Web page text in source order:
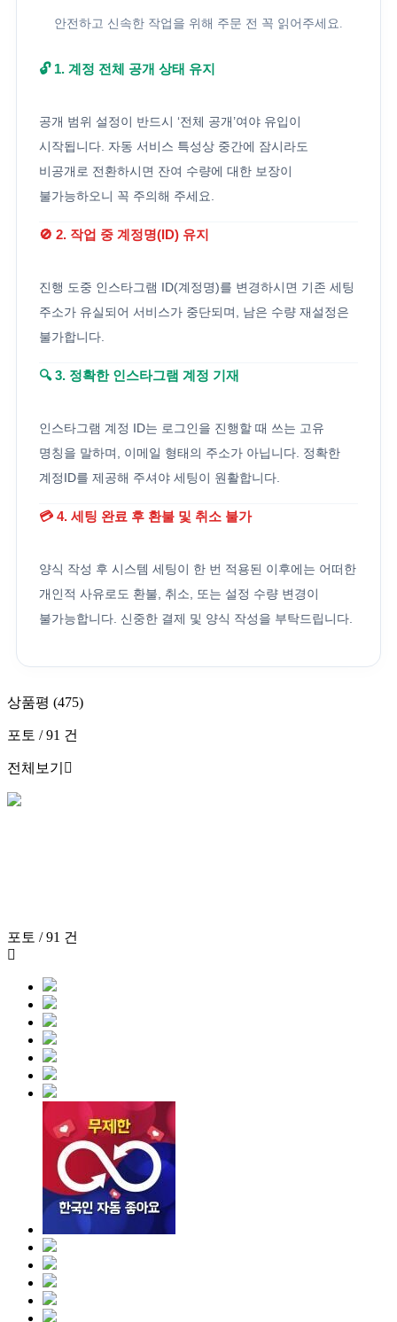
안전하고 신속한 작업을 위해 주문 전 꼭 읽어주세요.
🔓 1. 계정 전체 공개 상태 유지
공개 범위 설정이 반드시 ‘전체 공개’여야 유입이
시작됩니다. 자동 서비스 특성상 중간에 잠시라도
비공개로 전환하시면 잔여 수량에 대한 보장이
불가능하오니 꼭 주의해 주세요.
🚫 2. 작업 중 계정명(ID) 유지
진행 도중 인스타그램 ID(계정명)를 변경하시면 기존 세팅
주소가 유실되어 서비스가 중단되며, 남은 수량 재설정은
불가합니다.
🔍 3. 정확한 인스타그램 계정 기재
인스타그램 계정 ID는 로그인을 진행할 때 쓰는 고유
명칭을 말하며, 이메일 형태의 주소가 아닙니다. 정확한
계정ID를 제공해 주셔야 세팅이 원활합니다.
💳 4. 세팅 완료 후 환불 및 취소 불가
양식 작성 후 시스템 세팅이 한 번 적용된 이후에는 어떠한
개인적 사유로도 환불, 취소, 또는 설정 수량 변경이
불가능합니다. 신중한 결제 및 양식 작성을 부탁드립니다.
상품평 (475)
포토 / 91 건
전체보기
포토 / 91 건